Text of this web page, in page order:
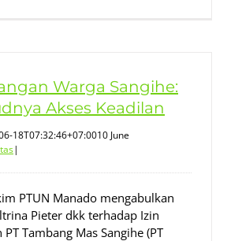
Warga Sangihe:
Akses Keadilan
18T07:32:46+07:0010 June
|
PTUN Manado mengabulkan
Pieter dkk terhadap Izin
Tambang Mas Sangihe (PT